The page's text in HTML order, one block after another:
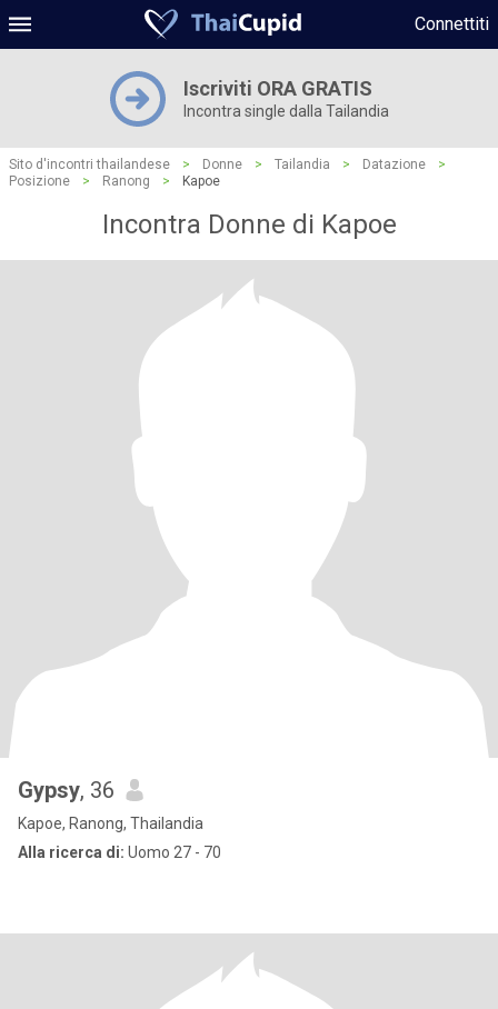
Connettiti
Iscriviti ORA GRATIS
Incontra single dalla Tailandia
Sito d'incontri thailandese > Donne > Tailandia > Datazione
>
Posizione
> Ranong > Kapoe
Incontra Donne di Kapoe
Gypsy, 36
Kapoe, Ranong, Thailandia
Alla ricerca di: Uomo 27 - 70